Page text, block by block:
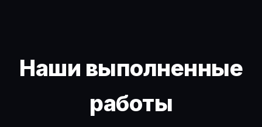
Наши выполненные
работы